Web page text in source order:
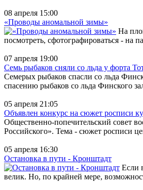
08 апреля 15:00
«Проводы аномальной зимы»
На
посмотреть, сфотографироваться - на
07 апреля 19:00
Семь рыбаков сняли со льда у форта
Семерых рыбаков спасли со льда
спасению рыбаков со льда Финского
05 апреля 21:05
Объявлен конкурс на сюжет росписи
Общественно-попечительский совет
Российского». Тема - сюжет росписи
05 апреля 16:30
Остановка в пути - Кронштадт
Если
велик. Но, по крайней мере,